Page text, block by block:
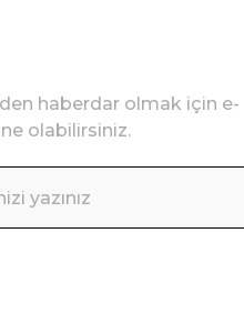
haberdar olmak için e-
olabilirsiniz.